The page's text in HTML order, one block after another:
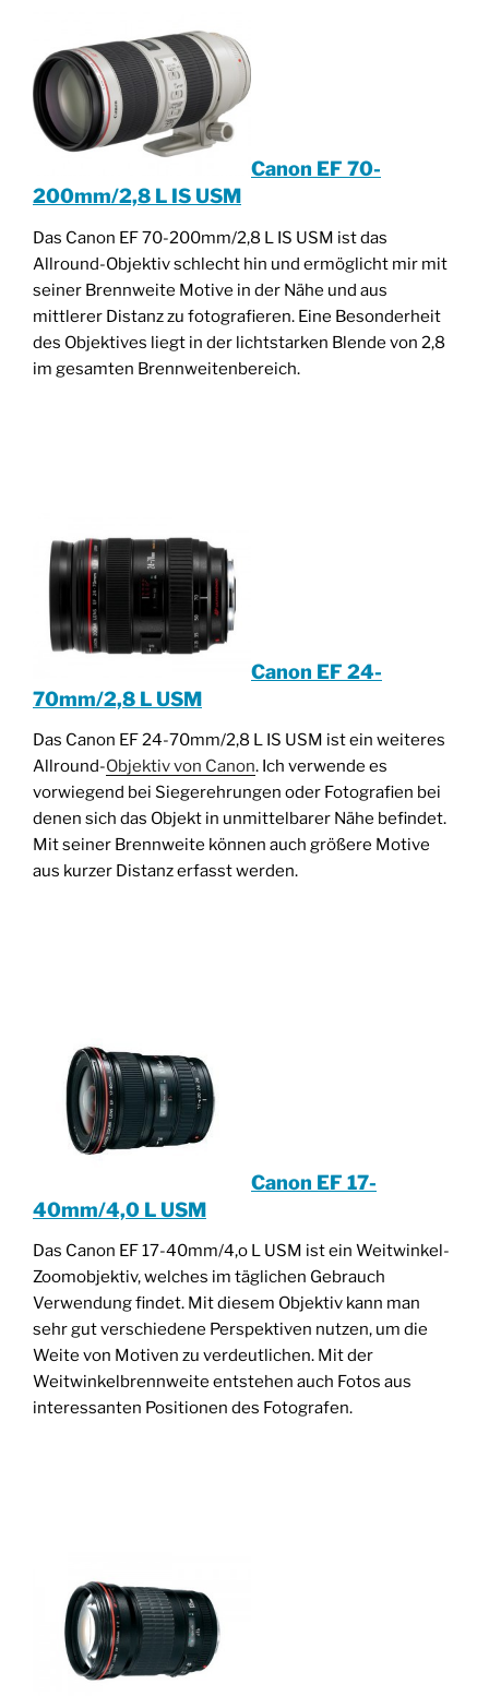
Canon EF 70-
200mm/2,8 L IS USM
Das Canon EF 70-200mm/2,8 L IS USM ist das
Allround-Objektiv schlecht hin und ermöglicht mir mit
seiner Brennweite Motive in der Nähe und aus
mittlerer Distanz zu fotografieren. Eine Besonderheit
des Objektives liegt in der lichtstarken Blende von 2,8
im gesamten Brennweitenbereich.
Canon EF 24-
70mm/2,8 L USM
Das Canon EF 24-70mm/2,8 L IS USM ist ein weiteres
Allround-Objektiv von Canon. Ich verwende es
vorwiegend bei Siegerehrungen oder Fotografien bei
denen sich das Objekt in unmittelbarer Nähe befindet.
Mit seiner Brennweite können auch größere Motive
aus kurzer Distanz erfasst werden.
Canon EF 17-
40mm/4,0 L USM
Das Canon EF 17-40mm/4,o L USM ist ein Weitwinkel-
Zoomobjektiv, welches im täglichen Gebrauch
Verwendung findet. Mit diesem Objektiv kann man
sehr gut verschiedene Perspektiven nutzen, um die
Weite von Motiven zu verdeutlichen. Mit der
Weitwinkelbrennweite entstehen auch Fotos aus
interessanten Positionen des Fotografen.